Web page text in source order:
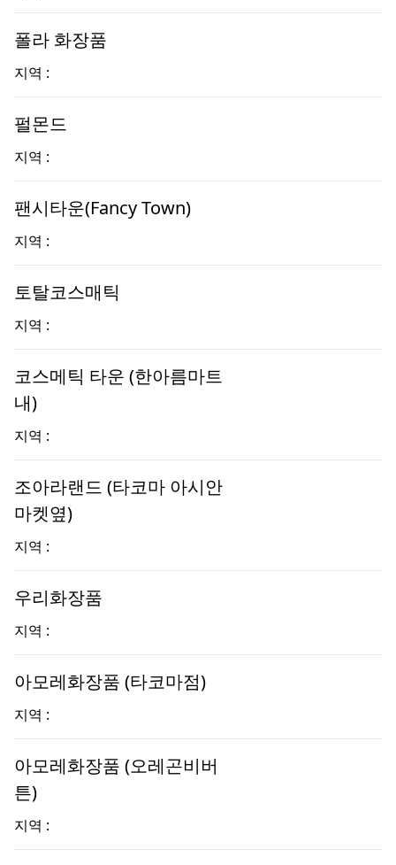
폴라 화장품
지역 :
펄몬드
지역 :
팬시타운(Fancy Town)
지역 :
토탈코스매틱
지역 :
코스메틱 타운 (한아름마트
내)
지역 :
조아라랜드 (타코마 아시안
마켓옆)
지역 :
우리화장품
지역 :
아모레화장품 (타코마점)
지역 :
아모레화장품 (오레곤비버
튼)
지역 :